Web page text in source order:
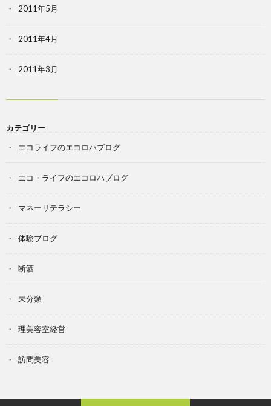
2011年5月
2011年4月
2011年3月
カテゴリー
エコライフのエコロハブログ
エコ・ライフのエコロハブログ
マネーリテラシー
体験ブログ
断酒
未分類
理美容室経営
訪問美容